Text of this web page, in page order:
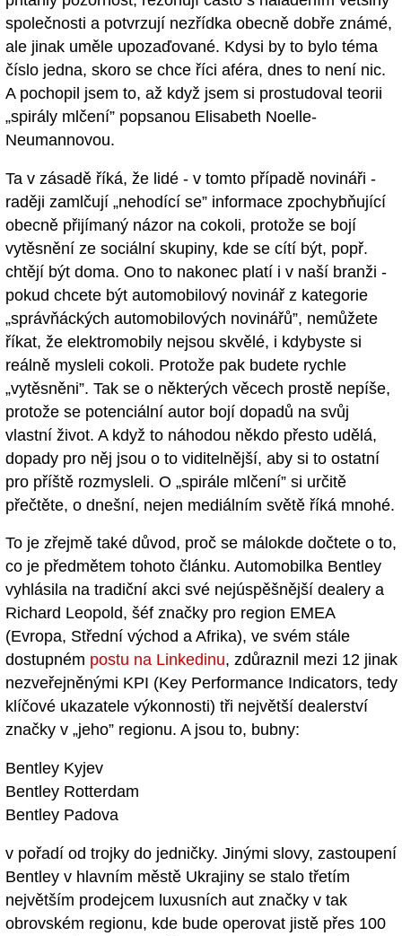
společnosti a potvrzují nezřídka obecně dobře známé,
ale jinak uměle upozaďované. Kdysi by to bylo téma
číslo jedna, skoro se chce říci aféra, dnes to není nic.
A pochopil jsem to, až když jsem si prostudoval teorii
„spirály mlčení” popsanou Elisabeth Noelle-
Neumannovou.
Ta v zásadě říká, že lidé - v tomto případě novináři -
raději zamlčují „nehodící se” informace zpochybňující
obecně přijímaný názor na cokoli, protože se bojí
vytěsnění ze sociální skupiny, kde se cítí být, popř.
chtějí být doma. Ono to nakonec platí i v naší branži -
pokud chcete být automobilový novinář z kategorie
„správňáckých automobilových novinářů”, nemůžete
říkat, že elektromobily nejsou skvělé, i kdybyste si
reálně mysleli cokoli. Protože pak budete rychle
„vytěsněni”. Tak se o některých věcech prostě nepíše,
protože se potenciální autor bojí dopadů na svůj
vlastní život. A když to náhodou někdo přesto udělá,
dopady pro něj jsou o to viditelnější, aby si to ostatní
pro příště rozmysleli. O „spirále mlčení” si určitě
přečtěte, o dnešní, nejen mediálním světě říká mnohé.
To je zřejmě také důvod, proč se málokde dočtete o to,
co je předmětem tohoto článku. Automobilka Bentley
vyhlásila na tradiční akci své nejúspěšnější dealery a
Richard Leopold, šéf značky pro region EMEA
(Evropa, Střední východ a Afrika), ve svém stále
dostupném postu na Linkedinu, zdůraznil mezi 12 jinak
nezveřejněnými KPI (Key Performance Indicators, tedy
klíčové ukazatele výkonnosti) tři největší dealerství
značky v „jeho” regionu. A jsou to, bubny:
Bentley Kyjev
Bentley Rotterdam
Bentley Padova
v pořadí od trojky do jedničky. Jinými slovy, zastoupení
Bentley v hlavním městě Ukrajiny se stalo třetím
největším prodejcem luxusních aut značky v tak
obrovském regionu, kde bude operovat jistě přes 100